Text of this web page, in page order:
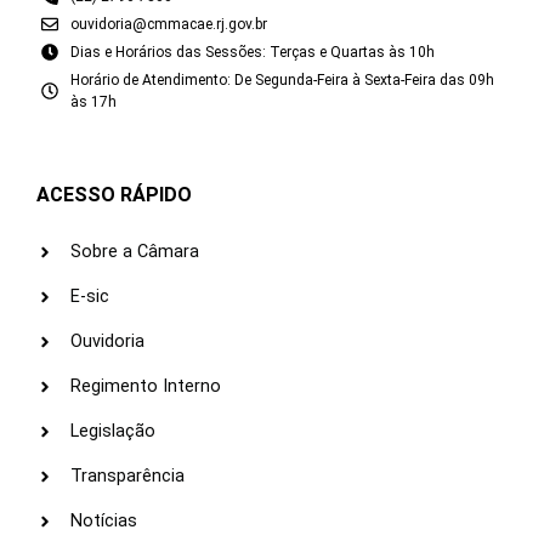
ouvidoria@cmmacae.rj.gov.br
Dias e Horários das Sessões: Terças e Quartas às 10h
Horário de Atendimento: De Segunda-Feira à Sexta-Feira das 09h
às 17h
ACESSO RÁPIDO
Sobre a Câmara
E-sic
Ouvidoria
Regimento Interno
Legislação
Transparência
Notícias